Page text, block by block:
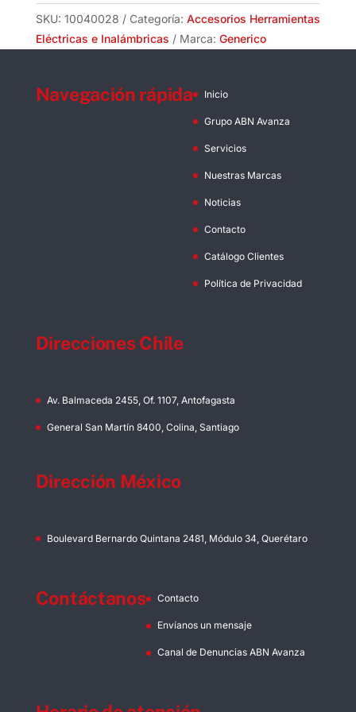
9/16"
y
25
SKU: 10040028 Categoría: Accesorios Herramientas
Eléctricas e Inalámbricas
Marca: Generico
Navegación rápida Inicio
Grupo ABN Avanza
Servicios
Nuestras Marcas
Noticias
Contacto
Catálogo Clientes
Política de Privacidad
Direcciones Chile
Av. Balmaceda 2455, Of. 1107, Antofagasta
General San Martín 8400, Colina, Santiago
Dirección México
Boulevard Bernardo Quintana 2481, Módulo 34, Querétaro
Contáctanos Contacto
Envíanos un mensaje
Canal de Denuncias ABN Avanza